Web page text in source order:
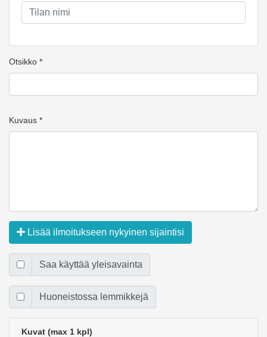
Otsikko *
Kuvaus *
Lisää ilmoitukseen nykyinen sijaintisi
Saa käyttää yleisavainta
Huoneistossa lemmikkejä
Kuvat (max 1 kpl)